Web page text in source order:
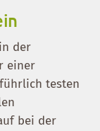
der
einer
testen
bei der